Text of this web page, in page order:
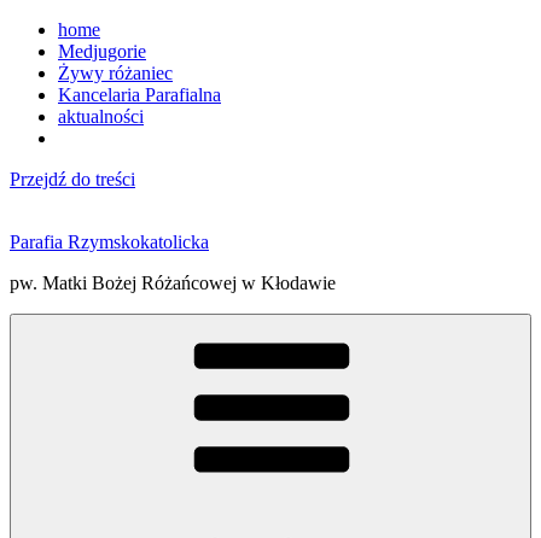
home
Medjugorie
Żywy różaniec
Kancelaria Parafialna
aktualności
Przejdź do treści
Parafia Rzymskokatolicka
pw. Matki Bożej Różańcowej w Kłodawie